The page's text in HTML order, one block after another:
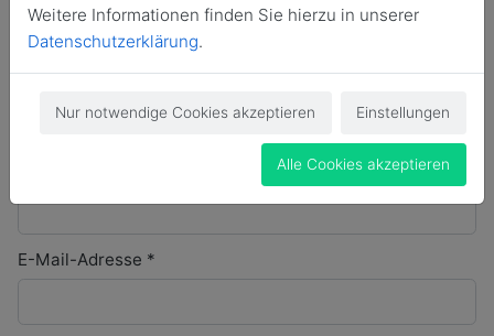
Vorname*
E-Mail-Adresse *
Weitere Informationen finden Sie hierzu in unserer
Datenschutzerklärung.
Nur notwendige Cookies akzeptieren Einstellungen
Alle Cookies akzeptieren